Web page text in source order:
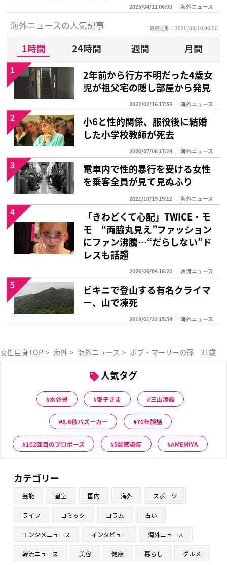
2025/04/11 06:00 海外ニュース
海外ニュースの人気記事 最終更新：2026/08/10 00:00
1時間 24時間 週間
月間
2年前から行方不明だった4歳女
児が祖父宅の隠し部屋から発見
2022/02/16 17:59 海外ニュース
1
小6と性的関係、服役後に結婚
した小学校教師が死去
2020/07/08 17:24 海外ニュース
2
電車内で性的暴行を受ける女性
を乗客全員が見て見ぬふり
2021/10/19 19:12 海外ニュース
3
「きわどくて心配」TWICE・モ
モ “両脇丸見え”ファッション
にファン沸騰…“だらしない”ド
レスも話題
2026/06/04 16:20 韓流ニュース
4
ビキニで登山する有名クライマ
ー、山で凍死
2019/01/22 15:54 海外ニュース
5
女性自身TOP > 海外 > 海外ニュース > ボブ・マーリーの孫 31歳で
人気タグ
水谷豊 愛子さま 三山凌輝
8.6秒バズーカー 70年談話
102回目のプロポーズ 5類感染症 AMEMIYA
カテゴリー
芸能 皇室 国内 海外 スポーツ
ライフ コミック コラム 占い
エンタメニュース インタビュー 海外ニュース
韓流ニュース 美容 健康 暮らし グルメ